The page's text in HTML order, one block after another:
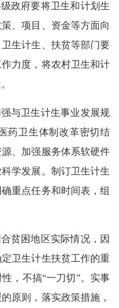
政府要将卫生和计划生
、项目、资金等方面向
生计生、扶贫等部门要
力度，将农村卫生和计
与卫生计生事业发展规
药卫生体制改革密切结
、加强服务体系软硬件
学发展。制订卫生计生
重点任务和时间表，组
贫困地区实际情况，因
卫生计生扶贫工作的重
，不搞“一刀切”。实事
原则，落实政策措施，